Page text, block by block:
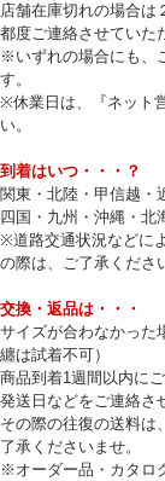
店舗在庫切れの場合は
都度ご連絡させていた
※いずれの場合にも、
す。
※休業日は、『ネット
い。
到着はいつ・・・？
関東・北陸・甲信越・
四国・九州・沖縄・北
※道路交通状況などに
の際は、ご了承くださ
交換・返品は・・・
サイズが合わなかった
纏は試着不可）
商品到着1週間以内に
発送日などをご連絡さ
その際の往復の送料は
了承くださいませ。
※オーダー品・カタロ